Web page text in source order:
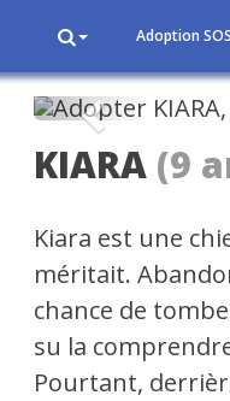
Adoption
Précédent
KIARA (9
Kiara est une
méritait.
chance de
su la
Pourtant,